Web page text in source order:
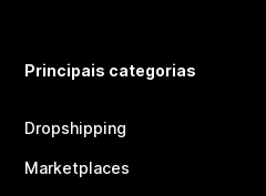
Principais categorias
Dropshipping
Marketplaces